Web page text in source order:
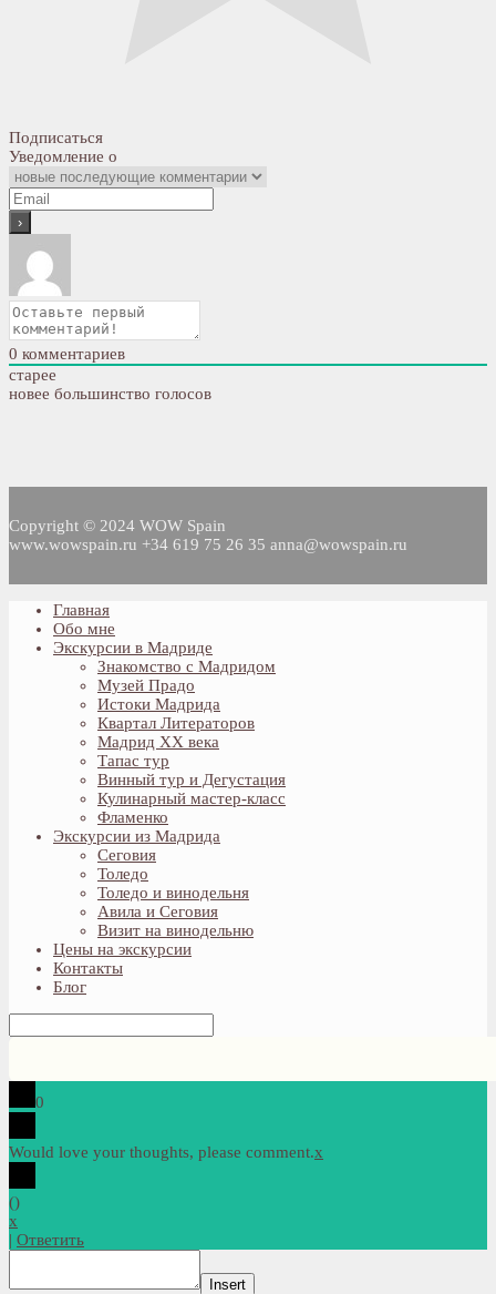
Подписаться
Уведомление о
0 комментариев
старее
новее большинство голосов
Copyright © 2024 WOW Spain
www.wowspain.ru +34 619 75 26 35 anna@wowspain.ru
Главная
Обо мне
Экскурсии в Мадриде
Знакомство с Мадридом
Музей Прадо
Истоки Мадрида
Квартал Литераторов
Мадрид XX века
Тапас тур
Винный тур и Дегустация
Кулинарный мастер-класс
Фламенко
Экскурсии из Мадрида
Сеговия
Толедо
Толедо и винодельня
Авила и Сеговия
Визит на винодельню
Цены на экскурсии
Контакты
Блог
0
Would love your thoughts, please comment.x
()
x
| Ответить
Insert